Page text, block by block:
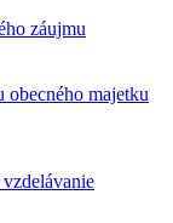
záujmu
obecného majetku